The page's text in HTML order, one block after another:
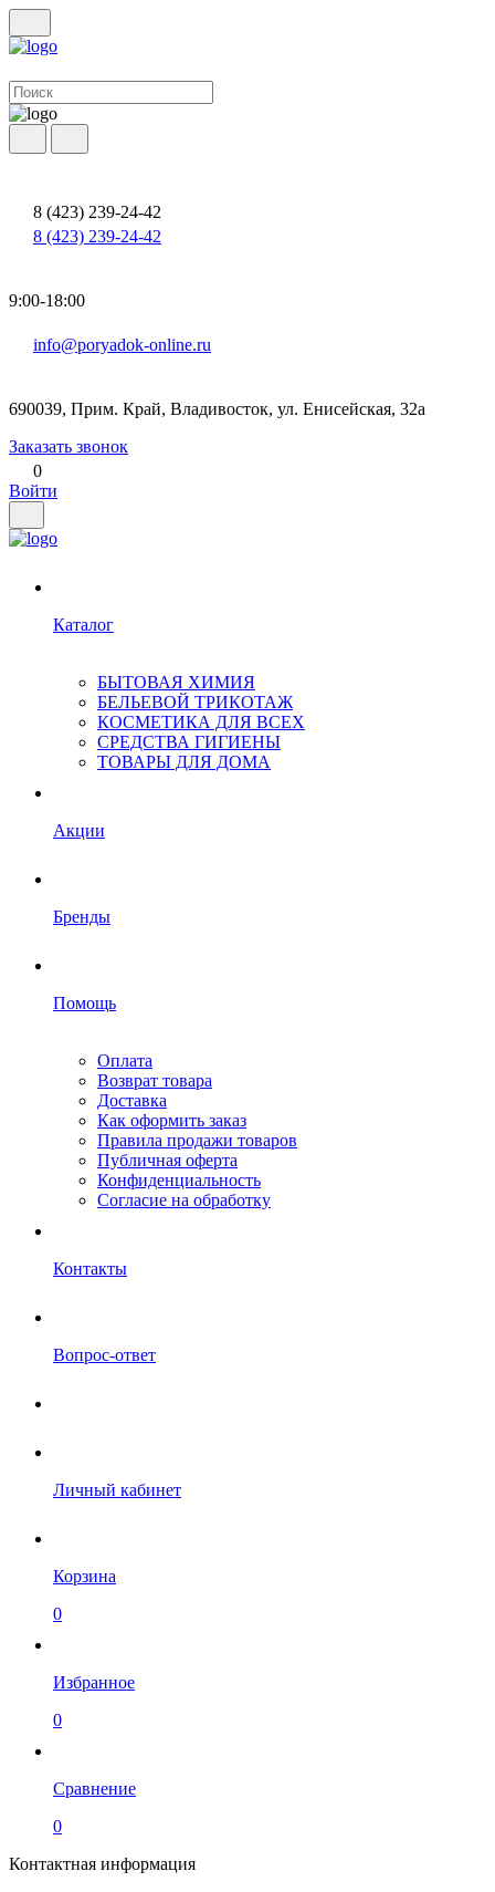
8 (423) 239-24-42
8 (423) 239-24-42
9:00-18:00
info@poryadok-online.ru
690039, Прим. Край, Владивосток, ул. Енисейская, 32а
Заказать звонок
0
Войти
Каталог
БЫТОВАЯ ХИМИЯ
БЕЛЬЕВОЙ ТРИКОТАЖ
КОСМЕТИКА ДЛЯ ВСЕХ
СРЕДСТВА ГИГИЕНЫ
ТОВАРЫ ДЛЯ ДОМА
Акции
Бренды
Помощь
Оплата
Возврат товара
Доставка
Как оформить заказ
Правила продажи товаров
Публичная оферта
Конфиденциальность
Согласие на обработку
Контакты
Вопрос-ответ
Личный кабинет
Корзина
0
Избранное
0
Сравнение
0
Контактная информация